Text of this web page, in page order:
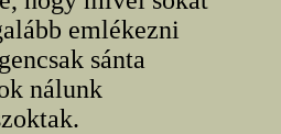
emlékezni
sánta
nálunk